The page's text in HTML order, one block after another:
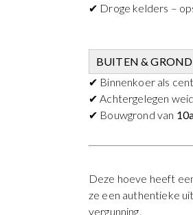
✔ Droge kelders –
BUITEN & GROND
✔ Binnenkoer als
✔ Achtergelegen
✔ Bouwgrond van
Deze hoeve heeft
ze een authentieke
vergunning.